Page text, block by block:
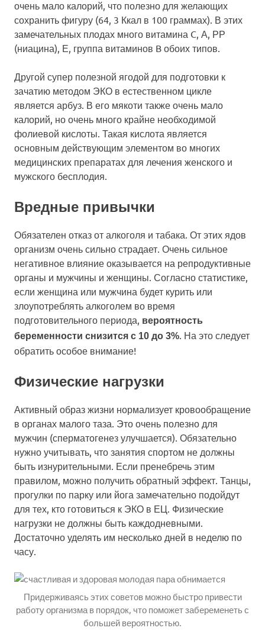
очень мало калорий, что полезно для желающих
сохранить фигуру (64, 3 Ккал в 100 граммах). В этих
замечательных плодах много витамина C, А, РР
(ниацина), Е, группа витаминов B обоих типов.
Другой супер полезной ягодой для подготовки к
зачатию методом ЭКО в естественном цикле
является арбуз. В его мякоти также очень мало
калорий, но очень много крайне необходимой
фолиевой кислоты. Такая кислота является
основным действующим элементом во многих
медицинских препаратах для лечения женского и
мужского бесплодия.
Вредные привычки
Обязателен отказ от алкоголя и табака. От этих ядов
организм очень сильно страдает. Очень сильное
негативное влияние оказывается на репродуктивные
органы и мужчины и женщины. Согласно статистике,
если женщина или мужчина будет курить или
злоупотреблять алкоголем во время
подготовительного периода, вероятность
беременности снизится с 10 до 3%. На это следует
обратить особое внимание!
Физические нагрузки
Активный образ жизни нормализует кровообращение
в органах малого таза. Это очень полезно для
мужчин (сперматогенез улучшается). Обязательно
нужно учитывать, что занятия спортом не должны
быть изнурительными. Если пренебречь этим
правилом, можно получить обратный эффект. Танцы,
прогулки по парку или йога замечательно подойдут
для тех, кто готовиться к ЭКО в ЕЦ. Физические
нагрузки не должны быть каждодневными.
Достаточно уделять им несколько дней в неделю по
часу.
Придерживаясь этих советов можно быстро привести
работу организма в порядок, что поможет забеременеть с
большей вероятностью.